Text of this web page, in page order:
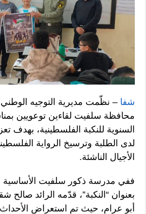
شفا – نظّمت مديرية التوجيه
محافظة سلفيت لقاءين توعويين
السنوية للنكبة الفلسطينية، بهدف
لدى الطلبة وترسيخ الرواية
الأجيال الناشئة.
ففي مدرسة ذكور سلفيت الأساسية
بعنوان “النكبة”، قدّمه الرائد صالح
أبو عرام، حيث تم استعراض الأحداث